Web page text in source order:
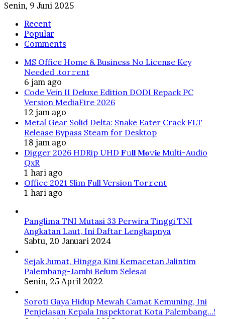
Senin, 9 Juni 2025
Recent
Popular
Comments
MS Office Home & Business No License Key
Needed .tоr𝚛еnt
6 jam ago
Code Vein II Deluxe Edition DODI Repack PC
Version MediaFire 2026
12 jam ago
Metal Gear Solid Delta: Snake Eater Crack FLT
Release Bypass Steam for Desktop
18 jam ago
Digger 2026 HDRip UHD 𝐅𝚞𝐥𝐥 𝐌𝐨𝚟𝐢𝐞 Multi-Audio
QxR
1 hari ago
Office 2021 Slim Full Version Tor𝚛ent
1 hari ago
Panglima TNI Mutasi 33 Perwira Tinggi TNI
Angkatan Laut, Ini Daftar Lengkapnya
Sabtu, 20 Januari 2024
Sejak Jumat, Hingga Kini Kemacetan Jalintim
Palembang-Jambi Belum Selesai
Senin, 25 April 2022
Soroti Gaya Hidup Mewah Camat Kemuning, Ini
Penjelasan Kepala Inspektorat Kota Palembang…!